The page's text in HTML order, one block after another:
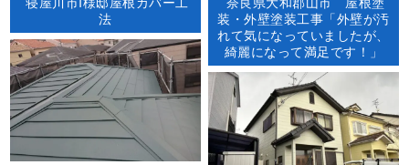
法
防水工事
装・外壁塗装工事「外壁が汚
れて気になっていましたが、
綺麗になって満足です！」